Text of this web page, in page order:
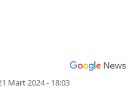
Mart 2024 - 18:03